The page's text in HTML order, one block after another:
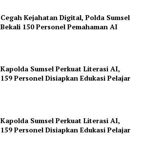
Cegah Kejahatan Digital, Polda Sumsel
Bekali 150 Personel Pemahaman AI
Kapolda Sumsel Perkuat Literasi AI,
159 Personel Disiapkan Edukasi Pelajar
Kapolda Sumsel Perkuat Literasi AI,
159 Personel Disiapkan Edukasi Pelajar